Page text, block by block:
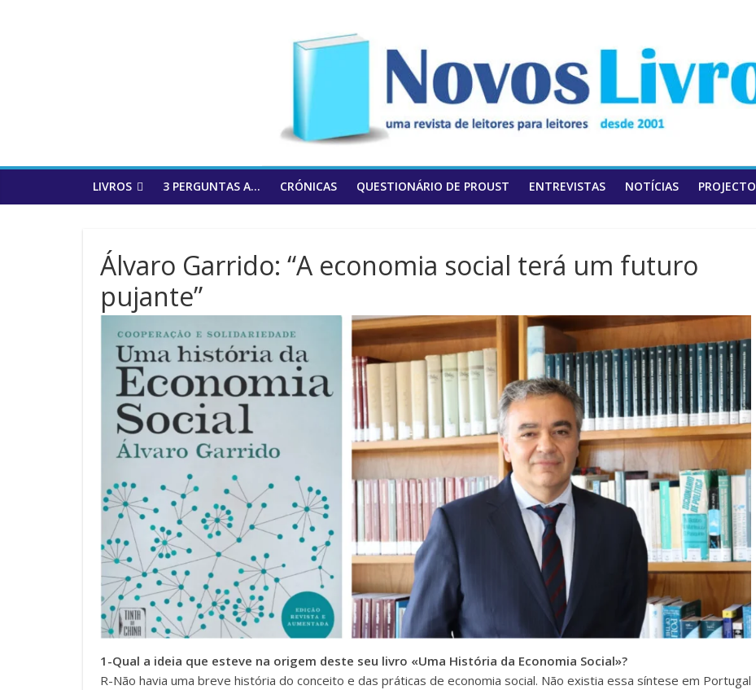
LIVROS 3 PERGUNTAS A… CRÓNICAS QUESTIONÁRIO DE PROUST ENTREVISTAS NOTÍCIAS PROJECTO
Álvaro Garrido: “A economia social terá um futuro
pujante”
1-Qual a ideia que esteve na origem deste seu livro «Uma História da Economia Social»?
R-Não havia uma breve história do conceito e das práticas de economia social. Não existia essa síntese em Portugal